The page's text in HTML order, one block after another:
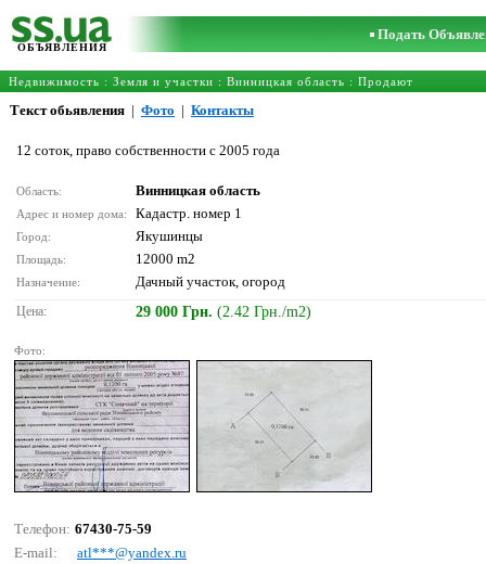
ОБЪЯВЛЕНИЯ
Подать
Недвижимость : Земля и участки : Винницкая область : Продают
Текст обьявления | Фото | Контакты
12 соток, право собственности с 2005 года
Область: Винницкая область
Адрес и номер дома: Кадастр. номер 1
Город: Якушинцы
Площадь: 12000 m2
Назначение: Дачный участок, огород
Цена: 29 000 Грн. (2.42 Грн./m2)
Фото:
Телефон: 67430-75-59
E-mail:
аtl***@yаndех.ru